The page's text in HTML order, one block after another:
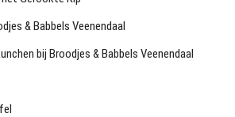
& Babbels Veenendaal
bij Broodjes & Babbels Veenendaal